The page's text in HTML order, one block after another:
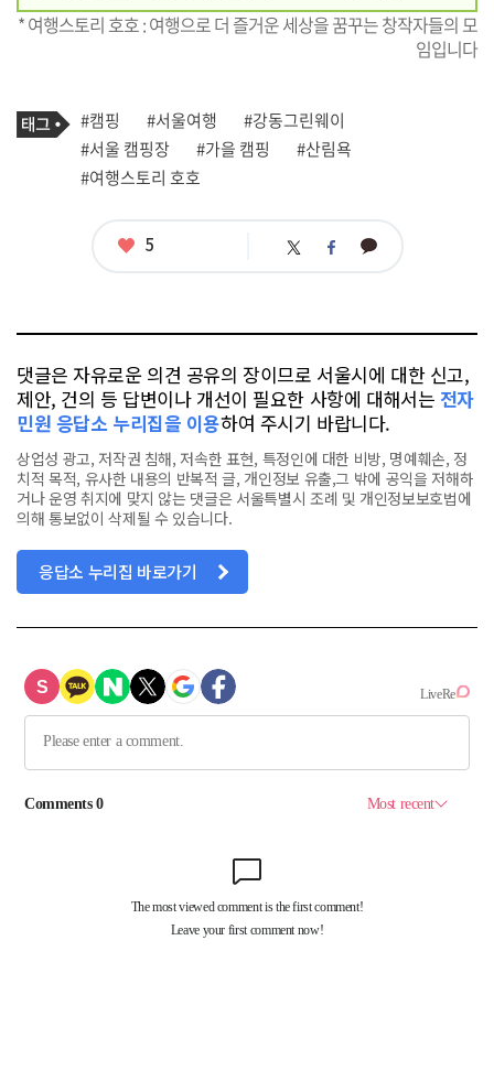
* 여행스토리 호호 : 여행으로 더 즐거운 세상을 꿈꾸는 창작자들의 모
임입니다
기
사
관
련
태
태
그
#캠핑 #서울여행
#강동그린웨이
#서울 캠핑장
#가을 캠핑
#산림욕
#여행스토리 호호
좋
5 트 페 카
댓글은 자유로운 의견 공유의 장이므로 서울시에 대한 신고,
제안, 건의 등 답변이나 개선이 필요한 사항에 대해서는 전자
민원 응답소 누리집을 이용하여 주시기 바랍니다.
상업성 광고, 저작권 침해, 저속한 표현, 특정인에 대한 비방, 명예훼손, 정
치적 목적, 유사한 내용의 반복적 글, 개인정보 유출,그 밖에 공익을 저해하
거나 운영 취지에 맞지 않는 댓글은 서울특별시 조례 및 개인정보보호법에
의해 통보없이 삭제될 수 있습니다.
응답소 누리집 바로가기